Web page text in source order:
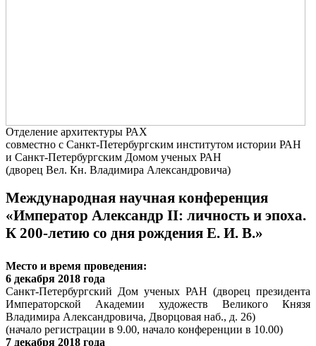
Отделение архитектуры РАХ
совместно с Санкт-Петербургским институтом истории РАН
и Санкт-Петербургским Домом ученых РАН
(дворец Вел. Кн. Владимира Александровича)
Международная научная конференция
«Император Александр II: личность и эпоха.
К 200-летию со дня рождения Е. И. В.»
Место и время проведения:
6 декабря 2018 года
Санкт-Петербургский Дом ученых РАН (дворец президента
Императорской Академии художеств Великого Князя
Владимира Александровича, Дворцовая наб., д. 26)
(начало регистрации в 9.00, начало конференции в 10.00)
7 декабря 2018 года